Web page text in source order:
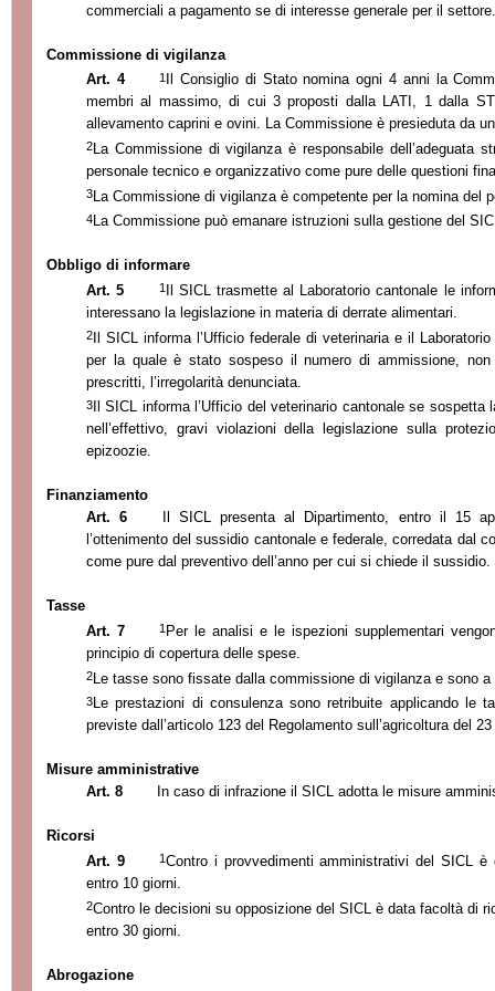
commerciali a pagamento se di interesse generale per il settore.
Commissione di vigilanza
Art. 4
1 Il Consiglio di Stato nomina ogni 4 anni
la
membri al massimo, di cui 3 proposti dalla LATI, 1 dalla
allevamento caprini e ovini. La Commissione è presieduta da
2 La Commissionedi vigilanza è responsabile dell’adeguata
personale tecnico e organizzativo come pure delle questioni
3La Commissione di vigilanza è competente per la nomina del
4La Commissione può emanare istruzioni sulla gestione del
Obbligo di informare
Art. 5
1 Il SICL trasmette al Laboratorio cantonale le
interessano la legislazione in materia di derrate alimentari.
2Il SICL informa l’Ufficio federale di veterinaria e il Laboratorio
per la quale è stato sospeso il numero di ammissione, non
prescritti, l’irregolarità denunciata.
3 Il SICL informa l’Ufficio del veterinario cantonale se sospetta
nell’effettivo, gravi violazioni della legislazione sulla
epizoozie.
Finanziamento
Art. 6
Il SICL presenta al Dipartimento, entro il 15
l’ottenimento del sussidio cantonale e federale, corredata dal
come pure dal preventivo dell’anno per cui si chiede il sussidio.
Tasse
Art. 7
1 Per le analisi e le ispezioni supplementari
principio di copertura delle spese.
2Le tasse sono fissate dalla commissione di vigilanza e sono
3Le prestazioni di consulenza sono retribuite applicando le
previste dall’articolo 123 del Regolamento sull’agricoltura del
Misure amministrative
Art. 8
In caso di infrazione il SICL adotta le misure
Ricorsi
Art. 9
1Contro i provvedimenti amministrativi del SICL
entro 10 giorni.
2Contro le decisioni su opposizione del SICL è data facoltà di
entro 30 giorni.
Abrogazione